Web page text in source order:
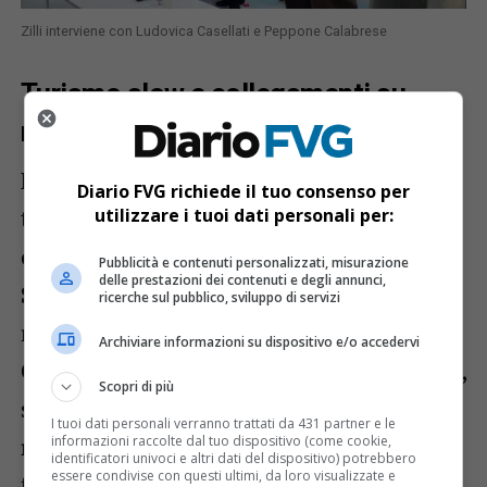
Zilli interviene con Ludovica Casellati e Peppone Calabrese
Turismo slow e collegamenti su
rotaia
La volontà di promuovere ilturismo slow
trova riscontro nel premio vinto nel 2016
e, più recentemente, grazie allaCiclovia
Sacile-Gorizia, che ha ricevuto il
riconoscimento di regina dell’Oscar del
Cicloturismo 2024. Questo percorso, infatti,
si distingue per l’
rete regionale dei trasporti su rotaia
Diario FVG richiede il tuo consenso per
utilizzare i tuoi dati personali per:
Pubblicità e contenuti personalizzati, misurazione
delle prestazioni dei contenuti e degli annunci,
ricerche sul pubblico, sviluppo di servizi
Archiviare informazioni su dispositivo e/o accedervi
Scopri di più
I tuoi dati personali verranno trattati da 431 partner e le
informazioni raccolte dal tuo dispositivo (come cookie,
identificatori univoci e altri dati del dispositivo) potrebbero
essere condivise con questi ultimi, da loro visualizzate e